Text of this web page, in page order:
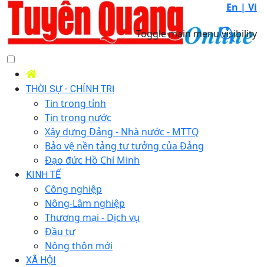
En | Vi
Toggle main menu visibility
THỜI SỰ - CHÍNH TRỊ
Tin trong tỉnh
Tin trong nước
Xây dựng Đảng - Nhà nước - MTTQ
Bảo vệ nền tảng tư tưởng của Đảng
Đạo đức Hồ Chí Minh
KINH TẾ
Công nghiệp
Nông-Lâm nghiệp
Thương mại - Dịch vụ
Đầu tư
Nông thôn mới
XÃ HỘI